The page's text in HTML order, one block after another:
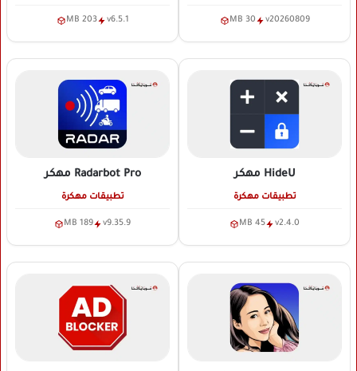
v20260809
30 MB
v6.5.1
203 MB
HideU مهكر
تطبيقات مهكرة
v2.4.0
45 MB
Radarbot Pro مهكر
تطبيقات مهكرة
v9.35.9
189 MB